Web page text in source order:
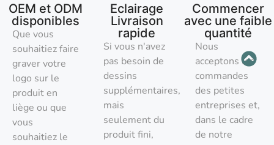
OEM et ODM
disponibles
Que vous
souhaitiez faire
graver votre
logo sur le
produit en
liège ou que
vous
souhaitiez le
Eclairage
Livraison
rapide
Si vous n'avez
pas besoin de
dessins
supplémentaires,
mais
seulement du
produit fini,
Commencer
avec une faible
quantité
Nous
acceptons les
commandes
des petites
entreprises et,
dans le cadre
de notre